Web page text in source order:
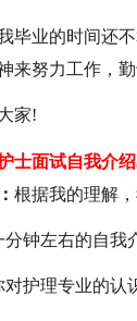
毕业的时间还
来努力工作，
家!
士面试自我介
根据我的理解
分钟左右的自我
对护理专业的认